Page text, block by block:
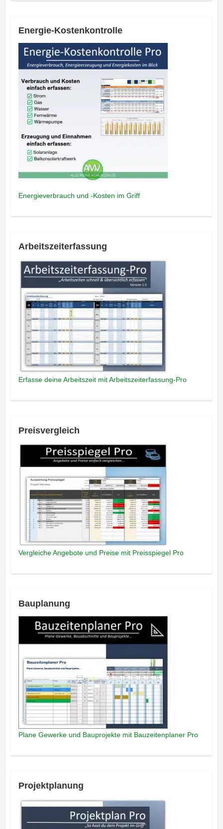
Energie-Kostenkontrolle
Energieverbrauch und -Kosten im Griff
Arbeitszeiterfassung
Erfasse deine Arbeitszeit mit Arbeitszeiterfassung-Pro
Preisvergleich
Vergleiche Angebote und Preise mit Preisspiegel Pro
Bauplanung
Plane Gewerke und Bauprojekte mit Bauzeitenplaner Pro
Projektplanung